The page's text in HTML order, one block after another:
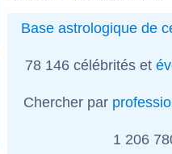
Base astrologique de
78 146 célébrités et
Chercher par
1 206